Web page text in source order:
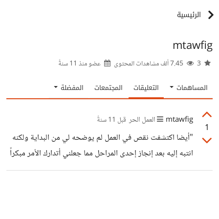
الرئيسية
mtawfig
عضو منذ 11 سنةً
المساهمات التعليقات المجتمعات المفضلة
1
mtawfig العمل الحر قبل 11 سنةً
"أيضا اكتشفت نقص في العمل لم يوضحه لي من البداية ولكنه
انتبه إليه بعد إنجاز إحدى المراحل مما جعلني أتدارك الأمر مبكراً
وليس بعد الإنجاز الكامل" أسلوب جعل المشروع على مراحل